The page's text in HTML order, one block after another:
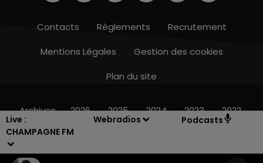
Live :
CHAMPAGNE FM
Webradios Podcasts
Contacts Règlements
Recrutement
Mentions Légales
Gestion des cookies
Plan du site
Archives 2026 2025 2024 2023 2022